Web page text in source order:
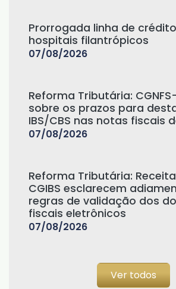
Prorrogada linha de
hospitais filantrópicos
07/08/2026
Reforma Tributária:
sobre os prazos para
IBS/CBS nas notas fiscais
07/08/2026
Reforma Tributária:
CGIBS esclarecem
regras de validação dos
fiscais eletrônicos
07/08/2026
Ver todos